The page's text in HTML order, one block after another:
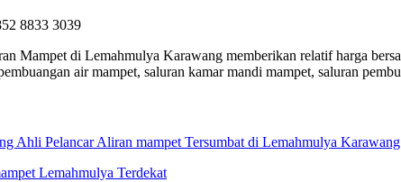
8833 3039
Mampet di Lemahmulya Karawang memberikan relatif harga
air mampet, saluran kamar mandi mampet, saluran
Ahli Pelancar Aliran mampet Tersumbat di Lemahmulya Karawang
Lemahmulya Terdekat